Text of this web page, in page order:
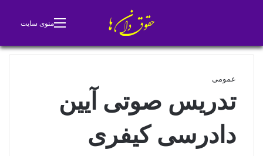
منوی سایت
عمومی
تدریس صوتی آیین
دادرسی کیفری